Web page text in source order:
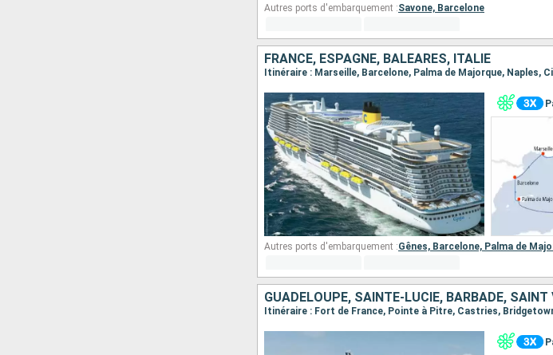
Autres ports d'embarquement :Savone, Barcelone
FRANCE, ESPAGNE, BALÉARES, ITALIE
Itinéraire : Marseille, Barcelone, Palma de Majorque, Naples,
Autres ports d'embarquement :Gênes, Barcelone, Palma de